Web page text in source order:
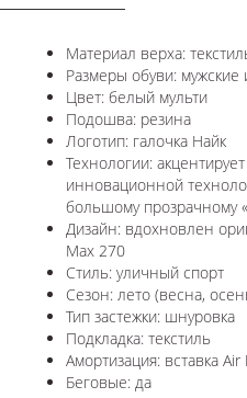
Материал верха:
Размеры обуви: мужские
Цвет: белый мульти
Подошва: резина
Логотип: галочка Найк
Технологии:
инновационной
большому прозрачному
Дизайн: вдохновлен
Max 270
Стиль: уличный спорт
Сезон: лето (весна,
Тип застежки: шнуровка
Подкладка: текстиль
Амортизация: вставка Air
Беговые: да